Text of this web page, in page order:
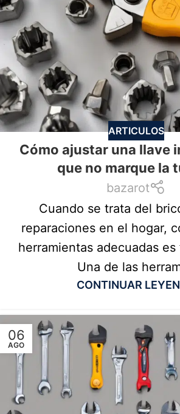
ARTICULOS
Cómo ajustar una llave
que no marque la
bazarot
Cuando se trata del
reparaciones en el hogar,
herramientas adecuadas
Una de las
CONTINUAR
06
AGO